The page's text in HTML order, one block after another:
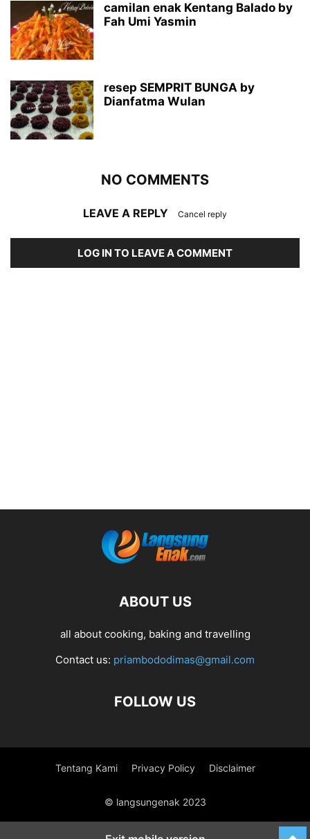
camilan enak Kentang Balado by
Fah Umi Yasmin
resep SEMPRIT BUNGA by
Dianfatma Wulan
NO COMMENTS
LEAVE A REPLY Cancel reply
LOG IN TO LEAVE A COMMENT
ABOUT US
all about cooking, baking and travelling
Contact us: priambododimas@gmail.com
FOLLOW US
Tentang Kami Privacy Policy Disclaimer
© langsungenak 2023